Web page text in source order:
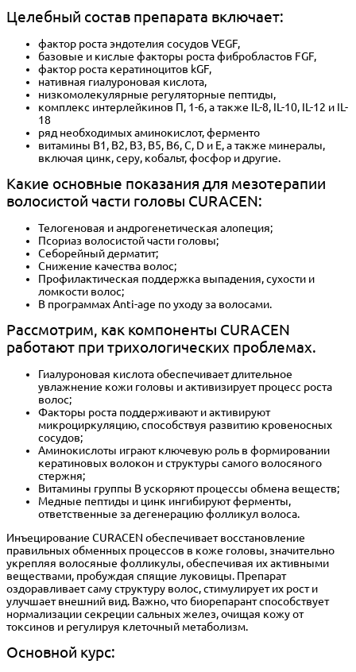
Целебный состав препарата включает:
фактор роста эндотелия сосудов VEGF,
базовые и кислые факторы роста фибробластов FGF,
фактор роста кератиноцитов kGF,
нативная гиалуроновая кислота,
низкомолекулярные регуляторные пептиды,
комплекс интерлейкинов П, 1-6, а также IL-8, IL-10, IL-12 и IL-
18
ряд необходимых аминокислот, ферменто
витамины B1, B2, B3, B5, B6, C, D и E, а также минералы,
включая цинк, серу, кобальт, фосфор и другие.
Какие основные показания для мезотерапии
волосистой части головы CURACEN:
Телогеновая и андрогенетическая алопеция;
Псориаз волосистой части головы;
Себорейный дерматит;
Снижение качества волос;
Профилактическая поддержка выпадения, сухости и
ломкости волос;
В программах Аnti-age по уходу за волосами.
Рассмотрим, как компоненты CURACEN
работают при трихологических проблемах.
Гиалуроновая кислота обеспечивает длительное
увлажнение кожи головы и активизирует процесс роста
волос;
Факторы роста поддерживают и активируют
микроциркуляцию, способствуя развитию кровеносных
сосудов;
Аминокислоты играют ключевую роль в формировании
кератиновых волокон и структуры самого волосяного
стержня;
Витамины группы В ускоряют процессы обмена веществ;
Медные пептиды и цинк ингибируют ферменты,
ответственные за дегенерацию фолликул волоса.
Инъецирование CURACEN обеспечивает восстановление
правильных обменных процессов в коже головы, значительно
укрепляя волосяные фолликулы, обеспечивая их активными
веществами, пробуждая спящие луковицы. Препарат
оздоравливает саму структуру волос, стимулирует их рост и
улучшает внешний вид. Важно, что биорепарант способствует
нормализации секреции сальных желез, очищая кожу от
токсинов и регулируя клеточный метаболизм.
Основной курс: